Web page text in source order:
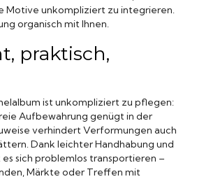
Motive unkompliziert zu integrieren.
organisch mit Ihnen.
praktisch,
ist unkompliziert zu pflegen:
Aufbewahrung genügt in der
verhindert Verformungen auch
Dank leichter Handhabung und
sich problemlos transportieren –
Märkte oder Treffen mit